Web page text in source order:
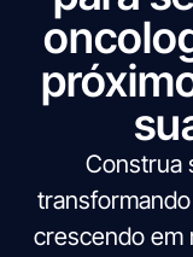
Construa
crescendo em